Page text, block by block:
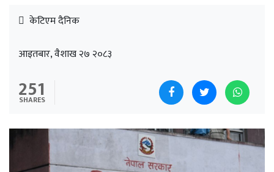
केटिएम दैनिक
आइतबार, वैशाख २७ २०८३
251
SHARES